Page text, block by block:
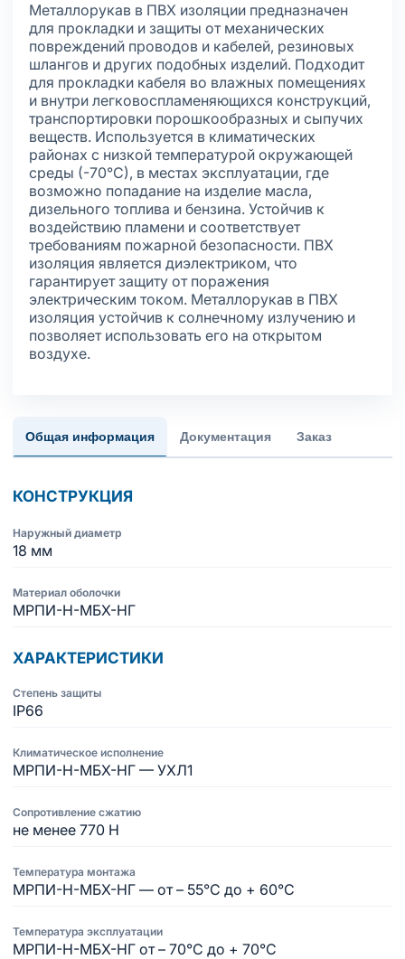
Металлорукав в ПВХ изоляции предназначен
для прокладки и защиты от механических
повреждений проводов и кабелей, резиновых
шлангов и других подобных изделий. Подходит
для прокладки кабеля во влажных помещениях
и внутри легковоспламеняющихся конструкций,
транспортировки порошкообразных и сыпучих
веществ. Используется в климатических
районах с низкой температурой окружающей
среды (-70°С), в местах эксплуатации, где
возможно попадание на изделие масла,
дизельного топлива и бензина. Устойчив к
воздействию пламени и соответствует
требованиям пожарной безопасности. ПВХ
изоляция является диэлектриком, что
гарантирует защиту от поражения
электрическим током. Металлорукав в ПВХ
изоляция устойчив к солнечному излучению и
позволяет использовать его на открытом
воздухе.
Общая информация Документация Заказ
КОНСТРУКЦИЯ
Наружный диаметр
18 мм
Материал оболочки
МРПИ-Н-МБХ-НГ
ХАРАКТЕРИСТИКИ
Степень защиты
IP66
Климатическое исполнение
МРПИ-Н-МБХ-НГ — УХЛ1
Сопротивление сжатию
не менее 770 Н
Температура монтажа
МРПИ-Н-МБХ-НГ — от – 55°С до + 60°С
Температура эксплуатации
МРПИ-Н-МБХ-НГ от – 70°С до + 70°С